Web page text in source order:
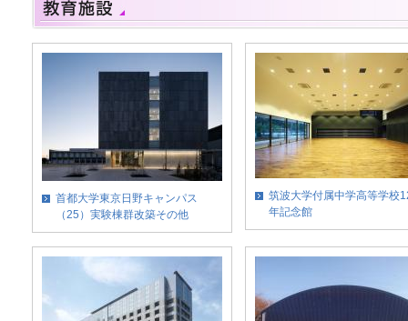
首都大学東京日野キャンパス
（25）実験棟群改築その他
筑波大学付属中学高等学校
年記念館